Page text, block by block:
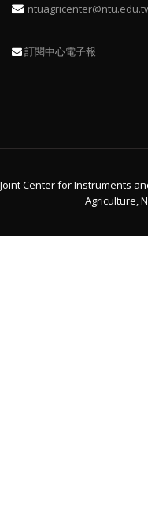
訂閱中心電子報
Joint Center for Instruments
Agriculture,